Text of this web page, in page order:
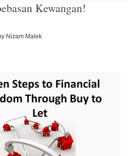
Kewangan!
Nizam Malek